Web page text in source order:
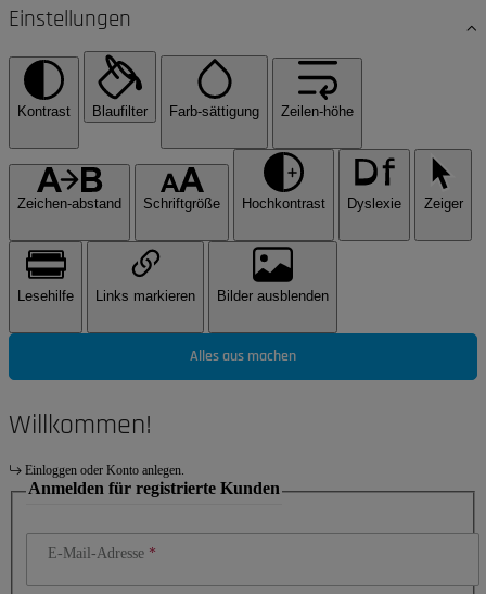
Einstellungen
Kontrast Blaufilter Farb-sättigung Zeilen-höhe
Zeichen-abstand Schriftgröße Hochkontrast Dyslexie Zeiger
Lesehilfe Links markieren Bilder ausblenden
Alles aus machen
Willkommen!
Einloggen oder Konto anlegen.
Anmelden für registrierte Kunden
E-Mail-Adresse